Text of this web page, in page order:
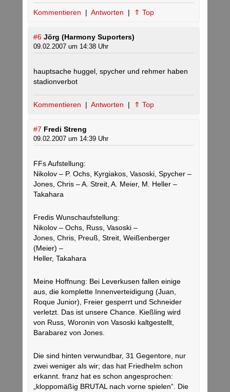
Kommentieren | Antworten | ⇑ Top
#6 Jörg (Harmony Suporters)
09.02.2007 um 14:38 Uhr
hauptsache huggel, spycher und rehmer haben
stadionverbot
Kommentieren | Antworten | ⇑ Top
#7 Fredi Streng
09.02.2007 um 14:39 Uhr
FFs Aufstellung:
Nikolov – P. Ochs, Kyrgiakos, Vasoski, Spycher –
Jones, Chris – A. Streit, A. Meier, M. Heller –
Takahara
Fredis Wunschaufstellung:
Nikolov – Ochs, Russ, Vasoski –
Jones, Chris, Preuß, Streit, Weißenberger
(Meier) –
Heller, Takahara
Meine Hoffnung: Bei Leverkusen fallen einige
aus, die komplette Innenverteidigung (Juan,
Roque Junior), Freier gesperrt und Schneider
verletzt. Das ist unsere Chance. Kießling wird
von Russ, Woronin von Vasoski kaltgestellt,
Barabarez von Jones.
Die sind hinten verwundbar, 31 Gegentore, nur
zwei weniger als wir; das hat Friedhelm schon
erkannt. franz hat es schon angesprochen:
„kloppomäßig BRUTAL nach vorne spielen“. Die